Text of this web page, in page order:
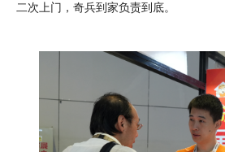
二次上门，奇兵到家负责到底。